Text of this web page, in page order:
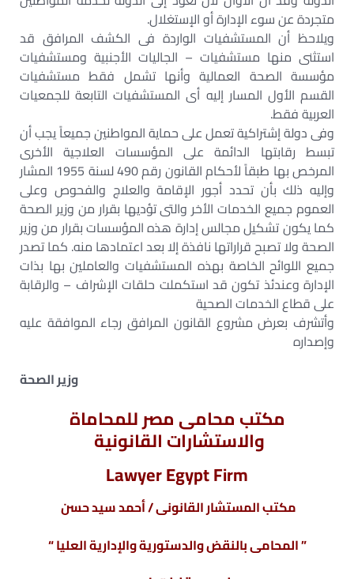
متجردة عن سوء الإدارة أو الإستغلال.
ويلاحظ أن المستشفيات الواردة فى الكشف المرافق قد
استثنى منها مستشفيات – الجاليات الأجنبية ومستشفيات
مؤسسة الصحة العمالية وأنها تشمل فقط مستشفيات
القسم الأول المسار إليه أى المستشفيات التابعة للجمعيات
العربية فقط.
وفى دولة إشتراكية تعمل على حماية المواطنين جميعاً يجب أن
تبسط رقابتها الدائمة على المؤسسات العلاجية الأخرى
المرخص بها طبقاً لأحكام القانون رقم 490 لسنة 1955 المشار
وإليه ذلك بأن تحدد أجور الإقامة والعلاج والفحوص وعلى
العموم جميع الخدمات الأخر والتى تؤديها بقرار من وزير الصحة
كما يكون تشكيل مجالس إدارة هذه المؤسسات بقرار من وزير
الصحة ولا تصبح قراراتها نافذة إلا بعد اعتمادها منه. كما تصدر
جميع اللوائح الخاصة بهذه المستشفيات والعاملين بها بذات
الإدارة وعندئذ تكون قد استكملت حلقات الإشراف – والرقابة
على قطاع الخدمات الصحية
وأتشرف بعرض مشروع القانون المرافق رجاء الموافقة عليه
وإصداره
وزير الصحة
مكتب محامى مصر للمحاماة
والاستشارات القانونية
Lawyer Egypt Firm
مكتب المستشار القانونى / أحمد سيد حسن
” المحامى بالنقض والدستورية والإدارية العليا “